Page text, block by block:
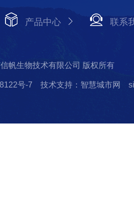
产品中心 联系
帆生物技术有限公司 版权所有
号-7 技术支持：智慧城市网